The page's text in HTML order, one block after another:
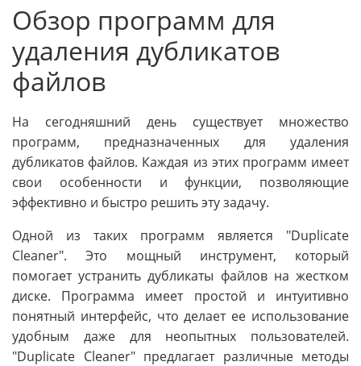
Обзор программ для
удаления дубликатов
файлов
На сегодняшний день существует множество
программ, предназначенных для удаления
дубликатов файлов. Каждая из этих программ имеет
свои особенности и функции, позволяющие
эффективно и быстро решить эту задачу.
Одной из таких программ является "Duplicate
Cleaner". Это мощный инструмент, который
помогает устранить дубликаты файлов на жестком
диске. Программа имеет простой и интуитивно
понятный интерфейс, что делает ее использование
удобным даже для неопытных пользователей.
"Duplicate Cleaner" предлагает различные методы